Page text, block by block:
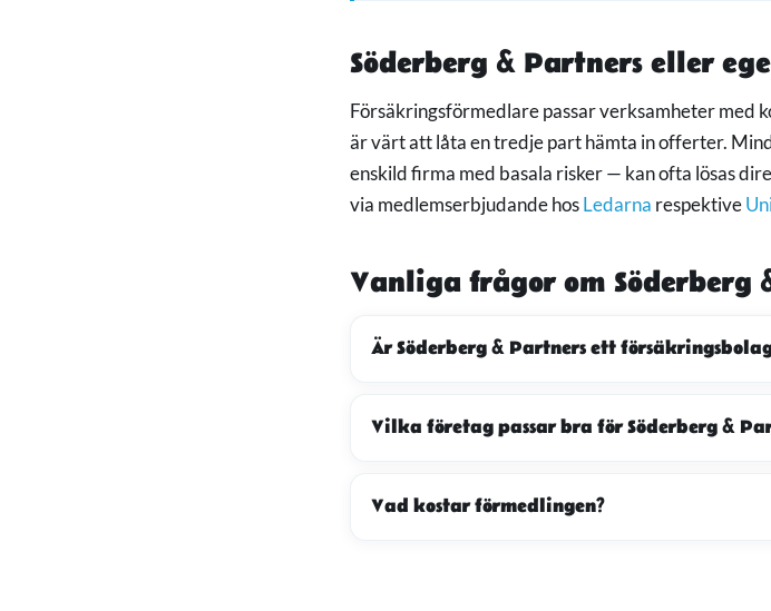
Söderberg & Partners eller
Försäkringsförmedlare passar verksamheter med
är värt att låta en tredje part hämta in offerter.
enskild firma med basala risker — kan ofta lösas
via medlemserbjudande hosLedarna respektive
Vanliga frågor om Söderberg
Är Söderberg & Partners ett
Vilka företag passar bra för Söderberg &
Vad kostar förmedlingen?